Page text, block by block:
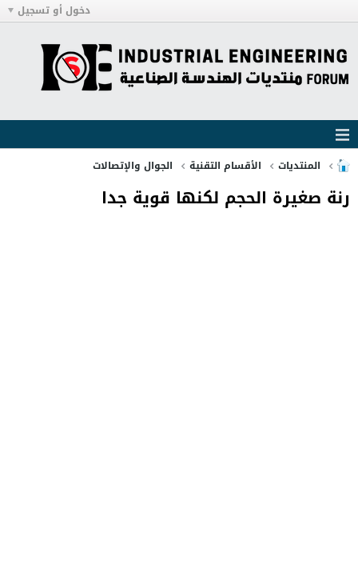
دخول أو تسجيل
المنتديات الأقسام التقنية الجوال والإتصالات
رنة صغيرة الحجم لكنها قوية جدا